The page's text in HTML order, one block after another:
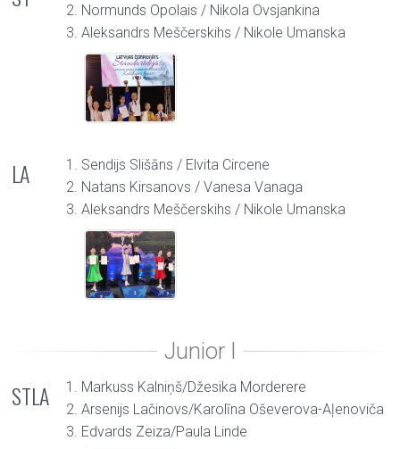
2. Normunds Opolais / Nikola Ovsjankina
3. Aleksandrs Meščerskihs / Nikole Umanska
LA
1. Sendijs Slišāns / Elvita Circene
2. Natans Kirsanovs / Vanesa Vanaga
3. Aleksandrs Meščerskihs / Nikole Umanska
STLA
1. Markuss Kalniņš/Džesika Morderere
2. Arsenijs Lačinovs/Karolīna Oševerova-Aļenoviča
3. Edvards Zeiza/Paula Linde